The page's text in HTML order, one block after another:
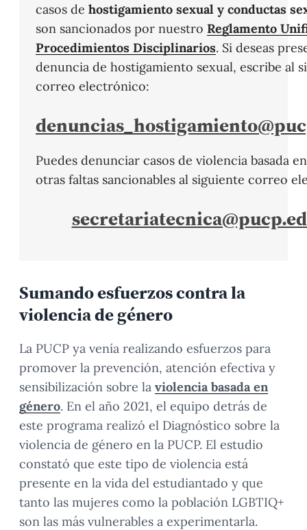
casos de hostigamiento sexual y conductas
son sancionados por nuestro Reglamento
Procedimientos Disciplinarios. Si deseas
denuncia de hostigamiento sexual, escribe al
correo electrónico:
Puedes denunciar casos de violencia basada
otras faltas sancionables al siguiente correo
Sumando esfuerzos contra la
violencia de género
La PUCP ya venía realizando esfuerzos para
promover la prevención, atención efectiva y
sensibilización sobre la violencia basada en
género. En el año 2021, el equipo detrás de
este programa realizó el Diagnóstico sobre la
violencia de género en la PUCP. El estudio
constató que este tipo de violencia está
presente en la vida del estudiantado y que
tanto las mujeres como la población LGBTIQ+
son las más vulnerables a experimentarla.